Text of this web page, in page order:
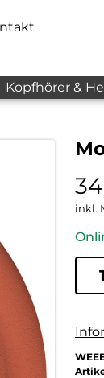
Kopfhörer &
inkl.